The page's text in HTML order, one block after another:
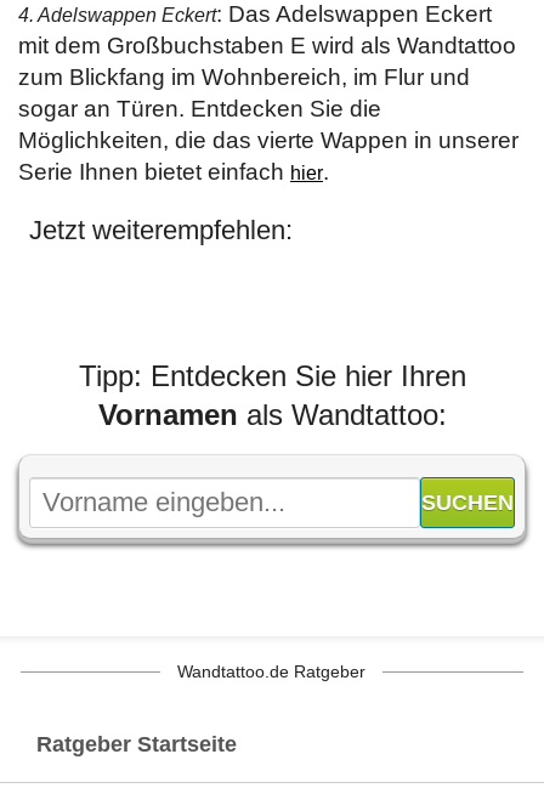
4. Adelswappen Eckert: Das Adelswappen Eckert
mit dem Großbuchstaben E wird als Wandtattoo
zum Blickfang im Wohnbereich, im Flur und
sogar an Türen. Entdecken Sie die
Möglichkeiten, die das vierte Wappen in unserer
Serie Ihnen bietet einfach hier.
Jetzt weiterempfehlen:
Tipp: Entdecken Sie hier Ihren
Vornamen als Wandtattoo:
Wandtattoo.de Ratgeber
Ratgeber Startseite